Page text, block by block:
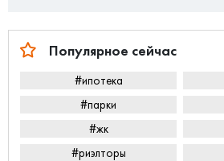
Популярное сейчас
#ипотека
#парки
#жк
#риэлторы